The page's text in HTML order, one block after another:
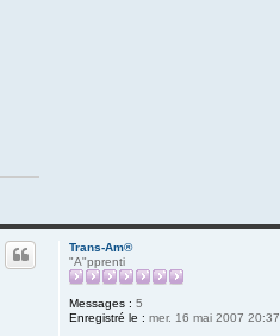
Trans-Am®
"A"pprenti
Messages : 5
Enregistré le : mer. 16 mai 2007 20:37